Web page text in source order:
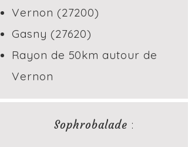
Vernon (27200)
Gasny (27620)
Rayon de 50km autour de
Vernon
Sophrobalade :